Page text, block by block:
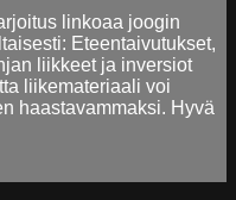
linkoaa joogin
Eteentaivutukset,
liikkeet ja inversiot
liikemateriaali voi
haastavammaksi. Hyvä